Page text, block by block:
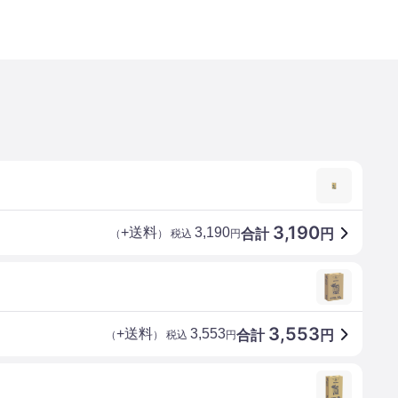
合計 3,190円
（+送料） 税込 3,190円
合計 3,553 円
（+送料） 税込 3,553円